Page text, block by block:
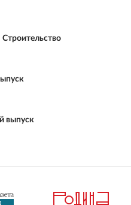
Строительство
выпуск